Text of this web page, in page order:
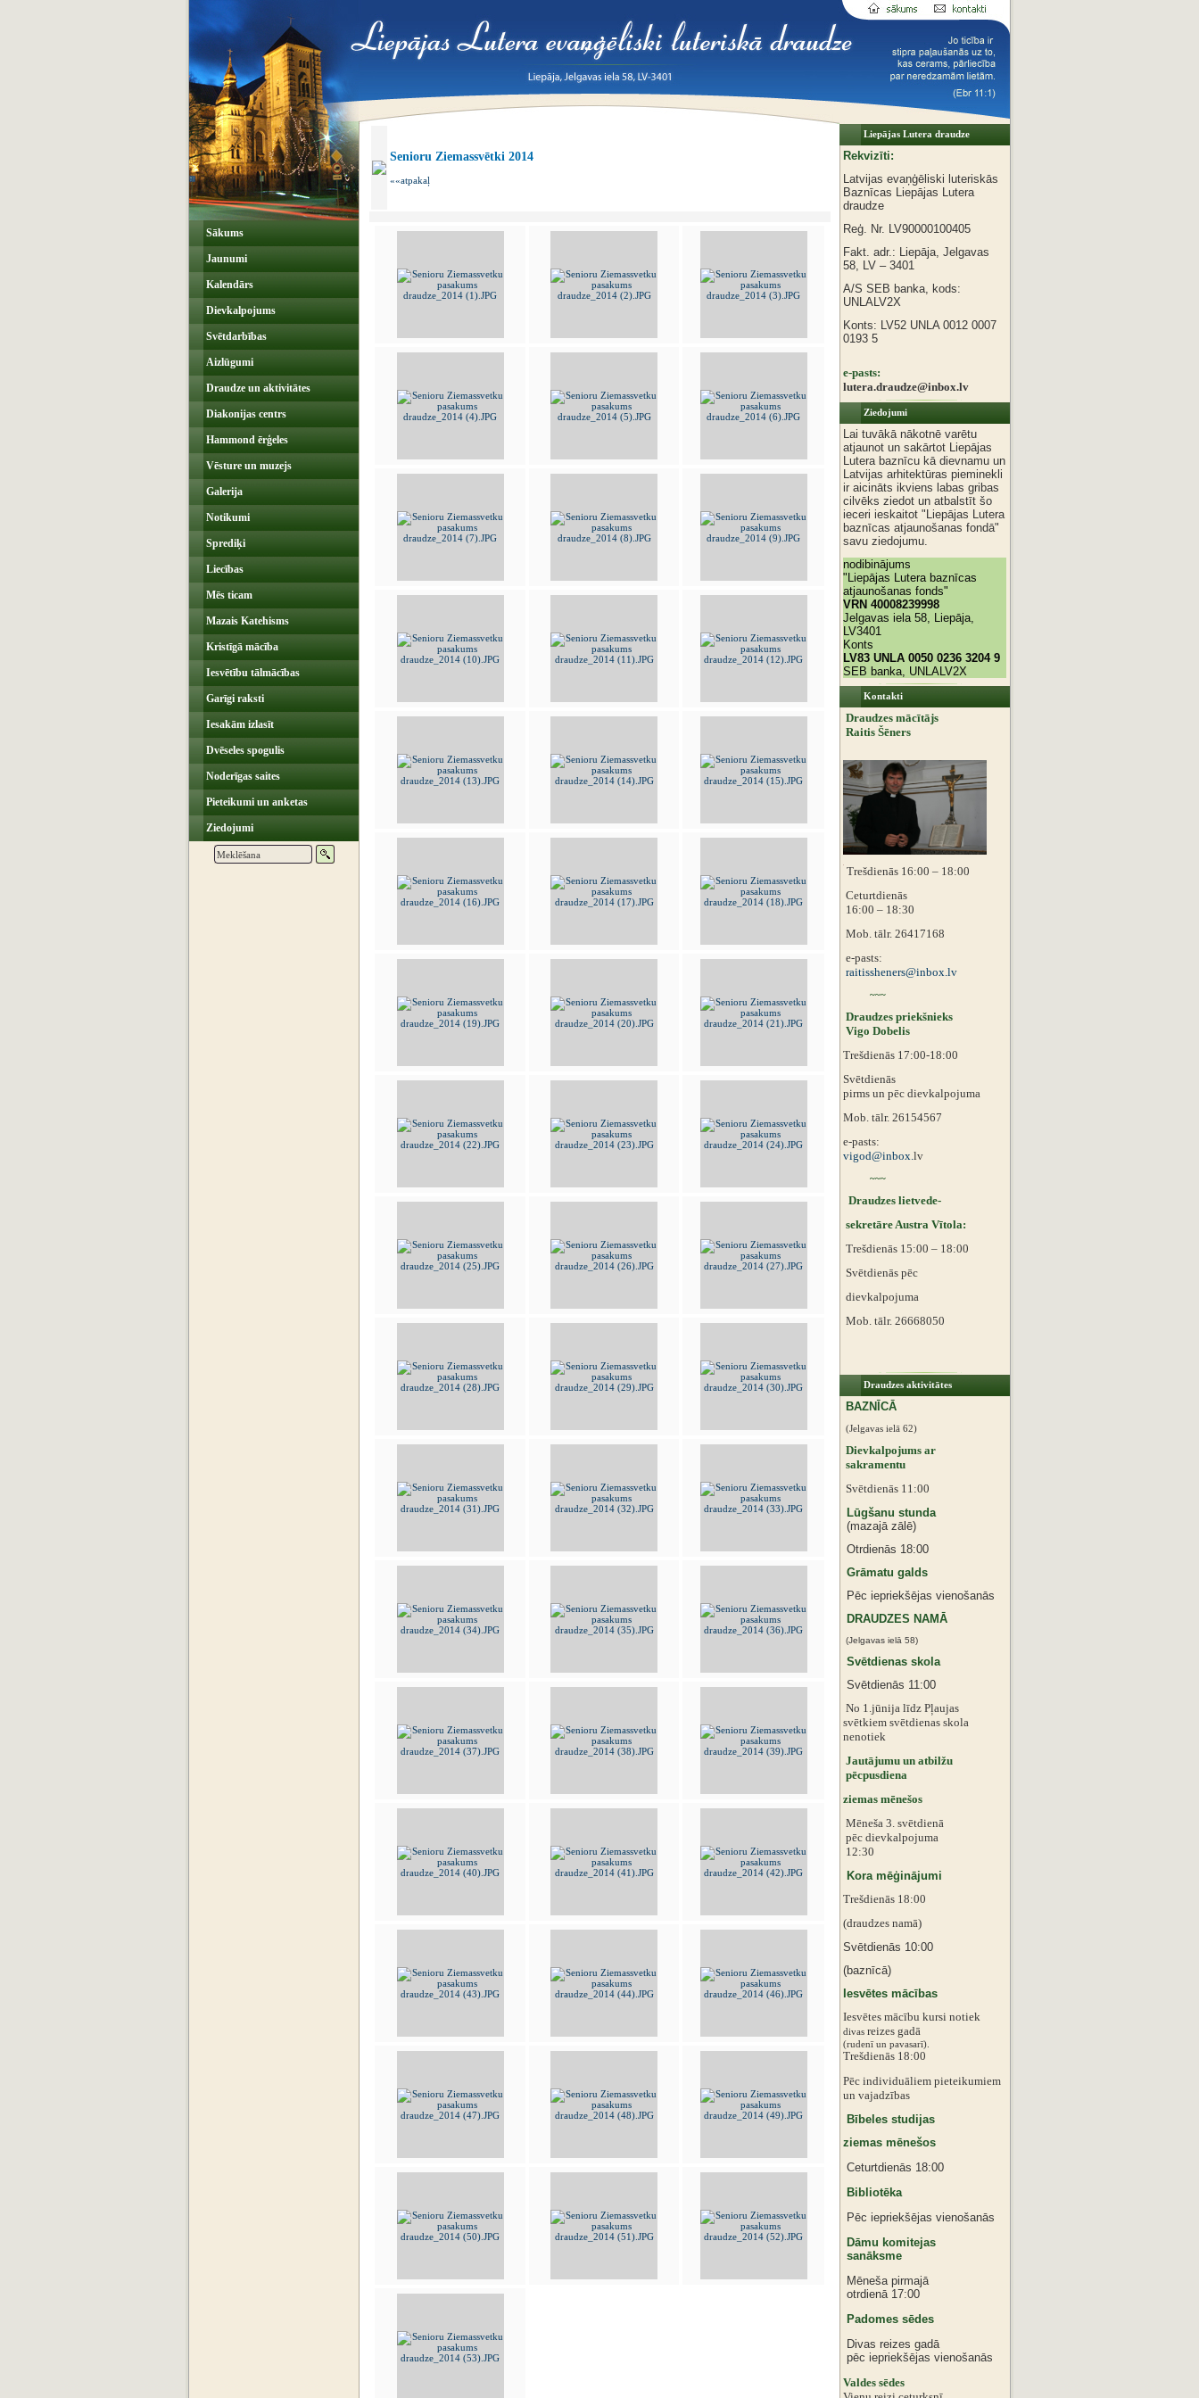
Sākums
Jaunumi
Kalendārs
Dievkalpojums
Svētdarbības
Aizlūgumi
Draudze un aktivitātes
Diakonijas centrs
Hammond ērģeles
Vēsture un muzejs
Galerija
Notikumi
Sprediķi
Liecības
Mēs ticam
Mazais Katehisms
Kristīgā mācība
Iesvētību tālmācības
Garīgi raksti
Iesakām izlasīt
Dvēseles spogulis
Noderīgas saites
Pieteikumi un anketas
Ziedojumi
Senioru Ziemassvētki 2014
««atpakaļ
Liepājas Lutera draudze
Rekvizīti:
Latvijas evaņģēliski luteriskās
Baznīcas Liepājas Lutera
draudze
Reģ. Nr. LV90000100405
Fakt. adr.: Liepāja, Jelgavas
58, LV – 3401
A/S SEB banka, kods:
UNLALV2X
Konts: LV52 UNLA 0012 0007
0193 5
e-pasts:
lutera.draudze@inbox.lv
Ziedojumi
Lai tuvākā nākotnē varētu
atjaunot un sakārtot Liepājas
Lutera baznīcu kā dievnamu un
Latvijas arhitektūras pieminekli
ir aicināts ikviens labas gribas
cilvēks ziedot un atbalstīt šo
ieceri ieskaitot "Liepājas Lutera
baznīcas atjaunošanas fondā"
savu ziedojumu.
nodibinājums
"Liepājas Lutera baznīcas
atjaunošanas fonds"
VRN 40008239998
Jelgavas iela 58, Liepāja,
LV3401
Konts
LV83 UNLA 0050 0236 3204 9
SEB banka, UNLALV2X
Kontakti
Draudzes mācītājs
Raitis Šēners
Trešdienās 16:00 – 18:00
Ceturtdienās
16:00 – 18:30
Mob. tālr. 26417168
e-pasts:
raitissheners@inbox.lv
~~~
Draudzes priekšnieks
Vigo Dobelis
Trešdienās 17:00-18:00
Svētdienās
pirms un pēc dievkalpojuma
Mob. tālr. 26154567
e-pasts:
vigod@inbox.lv
~~~
Draudzes lietvede-
sekretāre Austra Vītola:
Trešdienās 15:00 – 18:00
Svētdienās pēc
dievkalpojuma
Mob. tālr. 26668050
Draudzes aktivitātes
BAZNĪCĀ
(Jelgavas ielā 62)
Dievkalpojums ar
sakramentu
Svētdienās 11:00
Lūgšanu stunda
(mazajā zālē)
Otrdienās 18:00
Grāmatu galds
Pēc iepriekšējas vienošanās
DRAUDZES NAMĀ
(Jelgavas ielā 58)
Svētdienas skola
Svētdienās 11:00
No 1.jūnija līdz Pļaujas
svētkiem svētdienas skola
nenotiek
Jautājumu un atbilžu
pēcpusdiena
ziemas mēnešos
Mēneša 3. svētdienā
pēc dievkalpojuma
12:30
Kora mēģinājumi
Trešdienās 18:00
(draudzes namā)
Svētdienās 10:00
(baznīcā)
Iesvētes mācības
Iesvētes mācību kursi notiek
divas reizes gadā
‌‌(rudenī un pavasarī).
Trešdienās 18:00
Pēc individuāliem pieteikumiem
‌un vajadzības
Bībeles studijas
ziemas mēnešos
Ceturtdienās 18:00
Bibliotēka
Pēc iepriekšējas vienošanās
Dāmu komitejas
sanāksme
Mēneša pirmajā
otrdienā 17:00
Padomes sēdes
Divas reizes gadā
pēc iepriekšējas vienošanās
‌Valdes sēdes